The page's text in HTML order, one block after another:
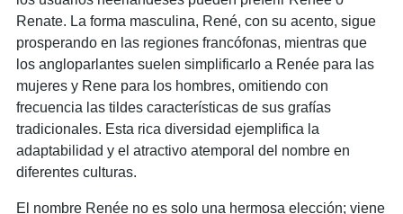
Renate. La forma masculina, René, con su acento, sigue
prosperando en las regiones francófonas, mientras que
los angloparlantes suelen simplificarlo a Renée para las
mujeres y Rene para los hombres, omitiendo con
frecuencia las tildes características de sus grafías
tradicionales. Esta rica diversidad ejemplifica la
adaptabilidad y el atractivo atemporal del nombre en
diferentes culturas.
El nombre Renée no es solo una hermosa elección; viene